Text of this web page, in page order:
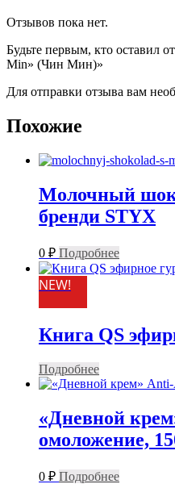
Отзывов пока нет.
Будьте первым, кто оставил
Min» (Чин Мин)»
Для отправки отзыва вам
Похожие
Молочный
бренди STYX
0 ₽ Подробнее
NEW!
Книга QS
Подробнее
«Дневной
омоложение,
0 ₽ Подробнее